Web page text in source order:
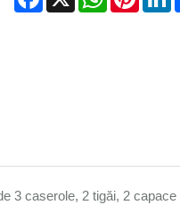
3 caserole, 2 tigăi, 2